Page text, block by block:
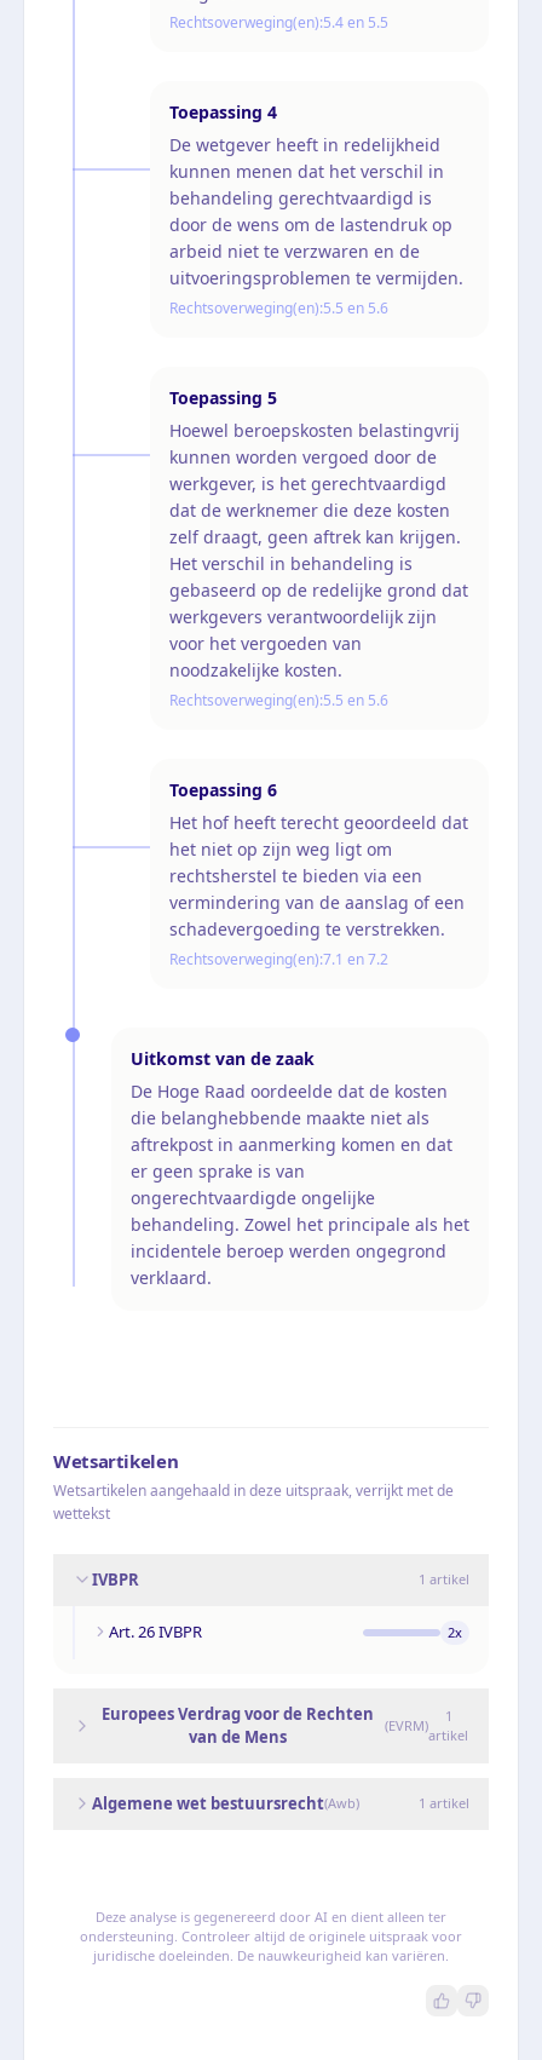
Rechtsoverweging(en):5.4 en 5.5
Toepassing 4
De wetgever heeft in redelijkheid
kunnen menen dat het verschil in
behandeling gerechtvaardigd is
door de wens om de lastendruk op
arbeid niet te verzwaren en de
uitvoeringsproblemen te vermijden.
Rechtsoverweging(en):5.5 en 5.6
Toepassing 5
Hoewel beroepskosten belastingvrij
kunnen worden vergoed door de
werkgever, is het gerechtvaardigd
dat de werknemer die deze kosten
zelf draagt, geen aftrek kan krijgen.
Het verschil in behandeling is
gebaseerd op de redelijke grond dat
werkgevers verantwoordelijk zijn
voor het vergoeden van
noodzakelijke kosten.
Rechtsoverweging(en):5.5 en 5.6
Toepassing 6
Het hof heeft terecht geoordeeld dat
het niet op zijn weg ligt om
rechtsherstel te bieden via een
vermindering van de aanslag of een
schadevergoeding te verstrekken.
Rechtsoverweging(en):7.1 en 7.2
Uitkomst van de zaak
De Hoge Raad oordeelde dat de kosten
die belanghebbende maakte niet als
aftrekpost in aanmerking komen en dat
er geen sprake is van
ongerechtvaardigde ongelijke
behandeling. Zowel het principale als het
incidentele beroep werden ongegrond
verklaard.
Wetsartikelen
Wetsartikelen aangehaald in deze uitspraak, verrijkt met de
wettekst
IVBPR 1 artikel
Art. 26 IVBPR 2x
Europees Verdrag voor de Rechten
van de Mens
(EVRM)
1
artikel
Algemene wet bestuursrecht(Awb) 1 artikel
Deze analyse is gegenereerd door AI en dient alleen ter
ondersteuning. Controleer altijd de originele uitspraak voor
juridische doeleinden. De nauwkeurigheid kan variëren.